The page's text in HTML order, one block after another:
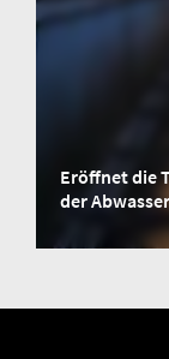
Eröffnet die
der
Warum der
wichtig ist und wie